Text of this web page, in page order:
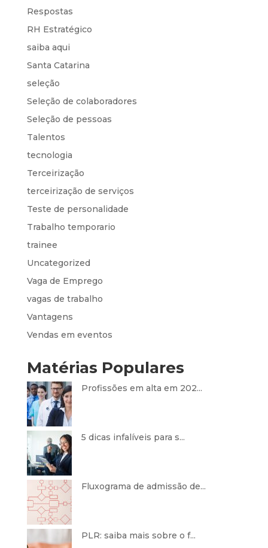
Respostas
RH Estratégico
saiba aqui
Santa Catarina
seleção
Seleção de colaboradores
Seleção de pessoas
Talentos
tecnologia
Terceirização
terceirização de serviços
Teste de personalidade
Trabalho temporario
trainee
Uncategorized
Vaga de Emprego
vagas de trabalho
Vantagens
Vendas em eventos
Matérias Populares
Profissões em alta em 202...
5 dicas infalíveis para s...
Fluxograma de admissão de...
PLR: saiba mais sobre o f...